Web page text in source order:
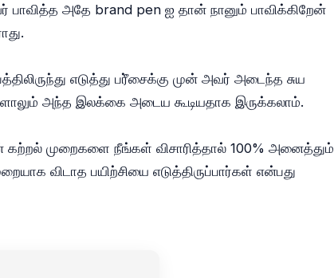
பாவித்த அதே brand pen ஐ தான் நானும் பாவிக்கிறேன்
எடுத்து பரீ்சைக்கு முன் அவர் அடைந்த சுய
அந்த இலக்கை அடைய கூடியதாக இருக்கலாம்.
கற்றல் முறைகளை நீங்கள் விசாரித்தால் 100% அனைத்தும்
விடாத பயிற்சியை எடுத்திருப்பார்கள் என்பது